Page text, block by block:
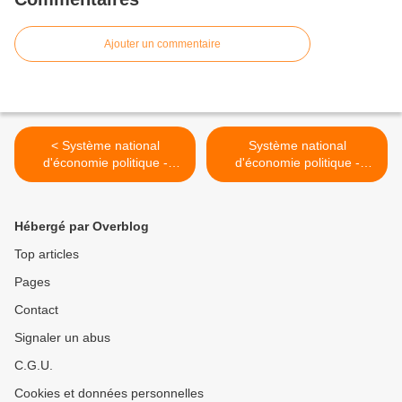
Ajouter un commentaire
< Système national
d'économie politique -
Friedrich List - L. II, ch. III :
forces productives du pays
Système national
d'économie politique -
Friedrich List - L. II, ch. V :
Hébergé par Overblog
Top articles
Pages
Contact
Signaler un abus
C.G.U.
Cookies et données personnelles